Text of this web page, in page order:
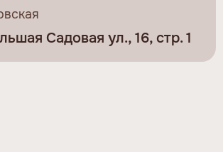
Садовая ул., 16, стр. 1